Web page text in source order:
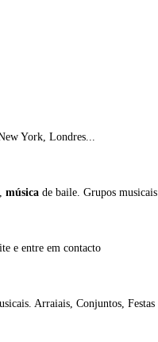
York, Londres...
músicade baile. Grupos musicais
e entre em contacto
Arraiais, Conjuntos, Festas